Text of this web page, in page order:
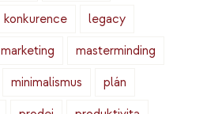
konkurence
legacy
marketing
masterminding
minimalismus
plán